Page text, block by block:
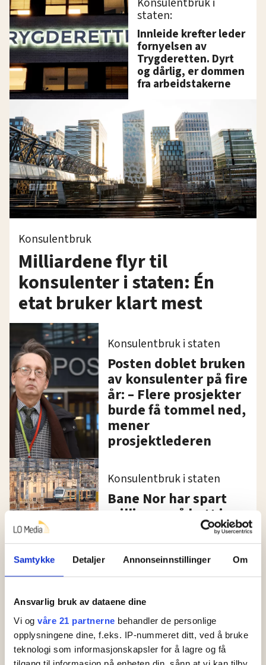
Samtykke Detaljer Annonseinnstillinger Om
Ansvarlig bruk av dataene dine
Vi og våre 21 partnerne behandler de personlige
opplysningene dine, f.eks. IP-nummeret ditt, ved å bruke
teknologi som informasjonskapsler for å lagre og få
staten:
Innleide krefter leder
fornyelsen av
Trygderetten. Dyrt
og dårlig, er dommen
fra arbeidstakerne
Konsulentbruk
Milliardene flyr til
konsulenter i staten: Én
etat bruker klart mest
Konsulentbruk i staten
Posten doblet bruken
av konsulenter på fire
år: – Flere prosjekter
burde få tommel ned,
mener
prosjektlederen
Konsulentbruk i staten
Bane Nor har spart
millioner på kutt i
bruk av konsulenter –
men tillitsvalgte er
ikke fornøyd
Kommentar
«Kutt ned på bruken
av konsulenter»